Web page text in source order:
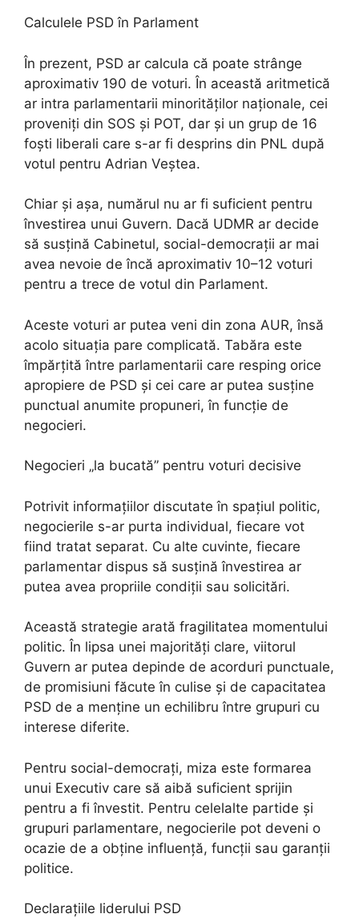
Calculele PSD în Parlament
În prezent, PSD ar calcula că poate strânge
aproximativ 190 de voturi. În această aritmetică
ar intra parlamentarii minorităților naționale, cei
proveniți din SOS și POT, dar și un grup de 16
foști liberali care s-ar fi desprins din PNL după
votul pentru Adrian Veștea.
Chiar și așa, numărul nu ar fi suficient pentru
învestirea unui Guvern. Dacă UDMR ar decide
să susțină Cabinetul, social-democrații ar mai
avea nevoie de încă aproximativ 10–12 voturi
pentru a trece de votul din Parlament.
Aceste voturi ar putea veni din zona AUR, însă
acolo situația pare complicată. Tabăra este
împărțită între parlamentarii care resping orice
apropiere de PSD și cei care ar putea susține
punctual anumite propuneri, în funcție de
negocieri.
Negocieri „la bucată” pentru voturi decisive
Potrivit informațiilor discutate în spațiul politic,
negocierile s-ar purta individual, fiecare vot
fiind tratat separat. Cu alte cuvinte, fiecare
parlamentar dispus să susțină învestirea ar
putea avea propriile condiții sau solicitări.
Această strategie arată fragilitatea momentului
politic. În lipsa unei majorități clare, viitorul
Guvern ar putea depinde de acorduri punctuale,
de promisiuni făcute în culise și de capacitatea
PSD de a menține un echilibru între grupuri cu
interese diferite.
Pentru social-democrați, miza este formarea
unui Executiv care să aibă suficient sprijin
pentru a fi învestit. Pentru celelalte partide și
grupuri parlamentare, negocierile pot deveni o
ocazie de a obține influență, funcții sau garanții
politice.
Declarațiile liderului PSD